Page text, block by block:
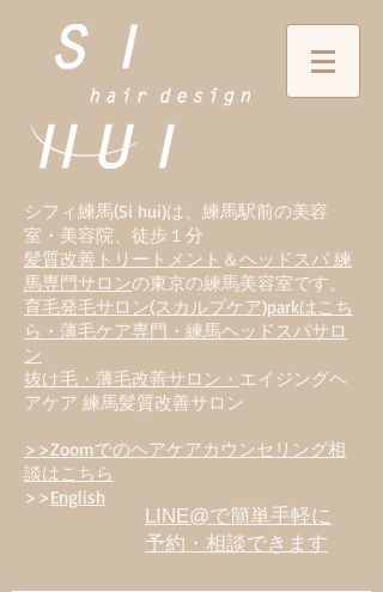
シフィ練馬(Si hui)は、 練馬駅前の美容
室・美容院、徒歩１分
髪質改善トリートメント ＆ヘッドスパ 練
馬専門サロンの東京の練馬美容室です。
育毛発毛サロン(スカルプケア)parkはこち
ら・薄毛ケア専門・練馬ヘッドスパサロ
ン
抜け毛・薄毛改善サロン・ エイジングヘ
アケア 練馬髪質改善サロン
>>Zoomでのヘアケアカウンセリング相
談はこちら
>>English
LINE@で簡単手軽に
予約・相談できます